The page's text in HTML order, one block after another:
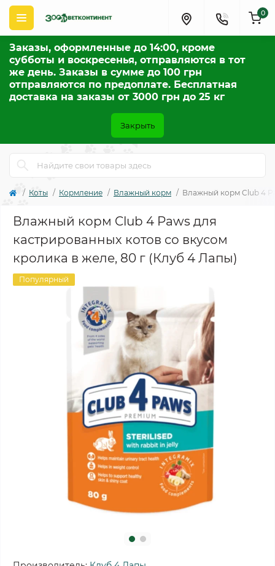
Заказы, оформленные до 14:00, кроме
субботы и воскресенья, отправляются в тот
же день. Заказы в сумме до 100 грн
отправляются по предоплате. Бесплатная
доставка на заказы от 3000 грн до 25 кг
Закрыть
0
Коты Кормление Влажный корм Влажный корм Club 4
Влажный корм Club 4 Paws для
кастрированных котов со вкусом
кролика в желе, 80 г (Клуб 4 Лапы)
Популярный